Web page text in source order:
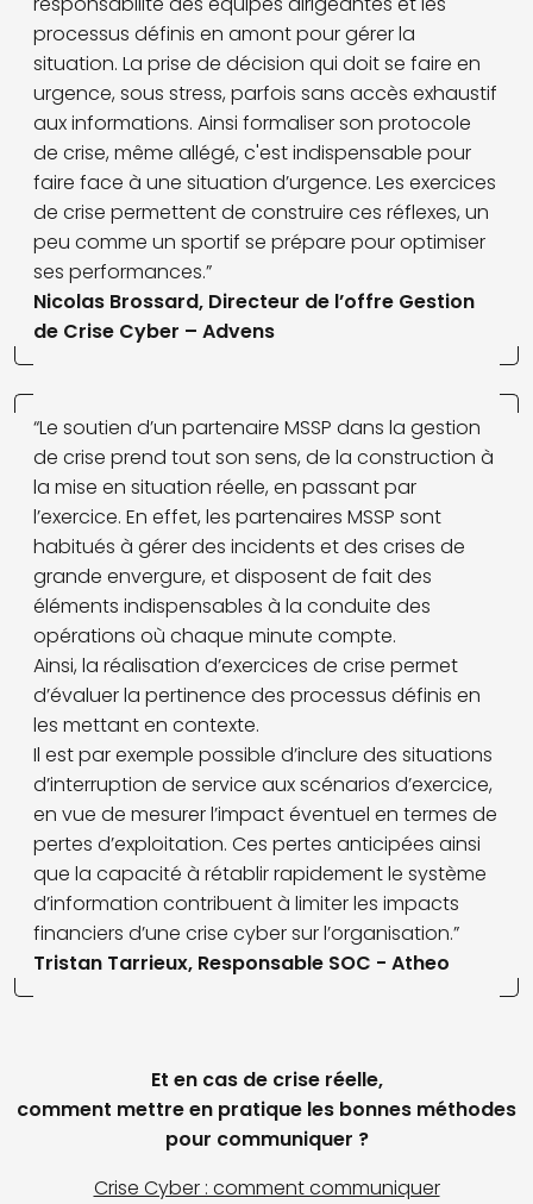
processus définis en amont pour gérer la
situation. La prise de décision qui doit se faire en
urgence, sous stress, parfois sans accès exhaustif
aux informations. Ainsi formaliser son protocole
de crise, même allégé, c'est indispensable pour
faire face à une situation d’urgence. Les exercices
de crise permettent de construire ces réflexes, un
peu comme un sportif se prépare pour optimiser
ses performances.”
Nicolas Brossard, Directeur de l’offre Gestion
de Crise Cyber – Advens
“Le soutien d’un partenaire MSSP dans la gestion
de crise prend tout son sens, de la construction à
la mise en situation réelle, en passant par
l’exercice. En effet, les partenaires MSSP sont
habitués à gérer des incidents et des crises de
grande envergure, et disposent de fait des
éléments indispensables à la conduite des
opérations où chaque minute compte.
Ainsi, la réalisation d’exercices de crise permet
d’évaluer la pertinence des processus définis en
les mettant en contexte.
Il est par exemple possible d’inclure des situations
d’interruption de service aux scénarios d’exercice,
en vue de mesurer l’impact éventuel en termes de
pertes d’exploitation. Ces pertes anticipées ainsi
que la capacité à rétablir rapidement le système
d’information contribuent à limiter les impacts
financiers d’une crise cyber sur l’organisation.”
Tristan Tarrieux, Responsable SOC - Atheo
Et en cas de crise réelle,
comment mettre en pratique les bonnes méthodes
pour communiquer ?
Crise Cyber : comment communiquer